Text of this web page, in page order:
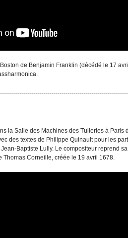
de Benjamin Franklin (décédé le 17
la Salle des Machines des Tuileries à Paris
des textes de Philippe Quinault pour les
Baptiste Lully. Le compositeur reprend
Thomas Corneille, créée le 19 avril 1678.